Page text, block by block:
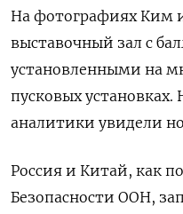
На фотографиях Ким
выставочный зал с
установленными на
пусковых
аналитики увидели
Россия и Китай, как
Безопасности ООН,